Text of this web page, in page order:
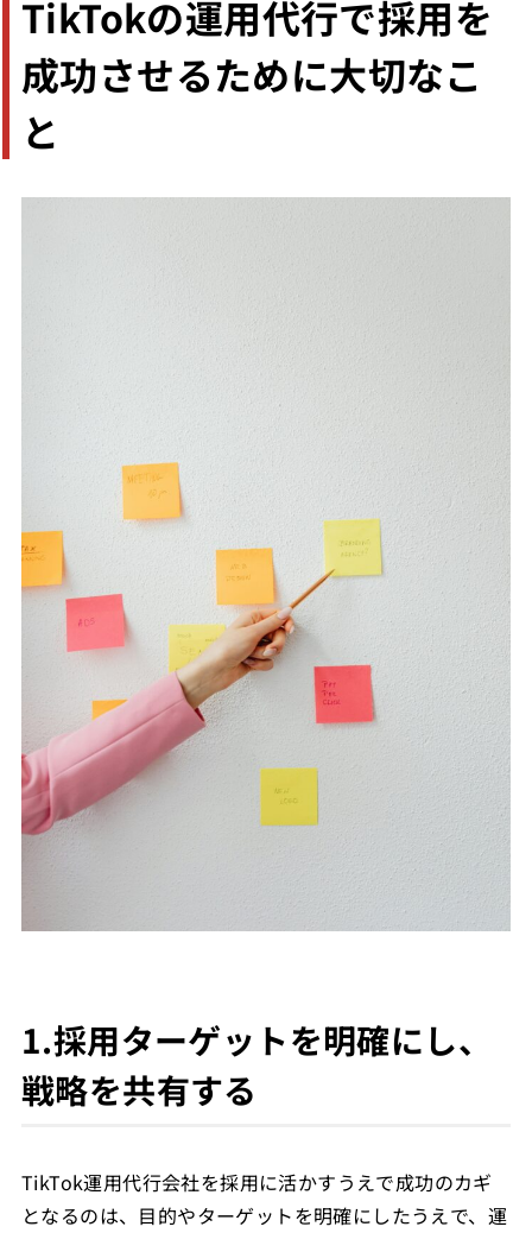
TikTokの運用代行で採用を
成功させるために大切なこ
と
1.採用ターゲットを明確にし、
戦略を共有する
TikTok運用代行会社を採用に活かすうえで成功のカギ
となるのは、目的やターゲットを明確にしたうえで、運